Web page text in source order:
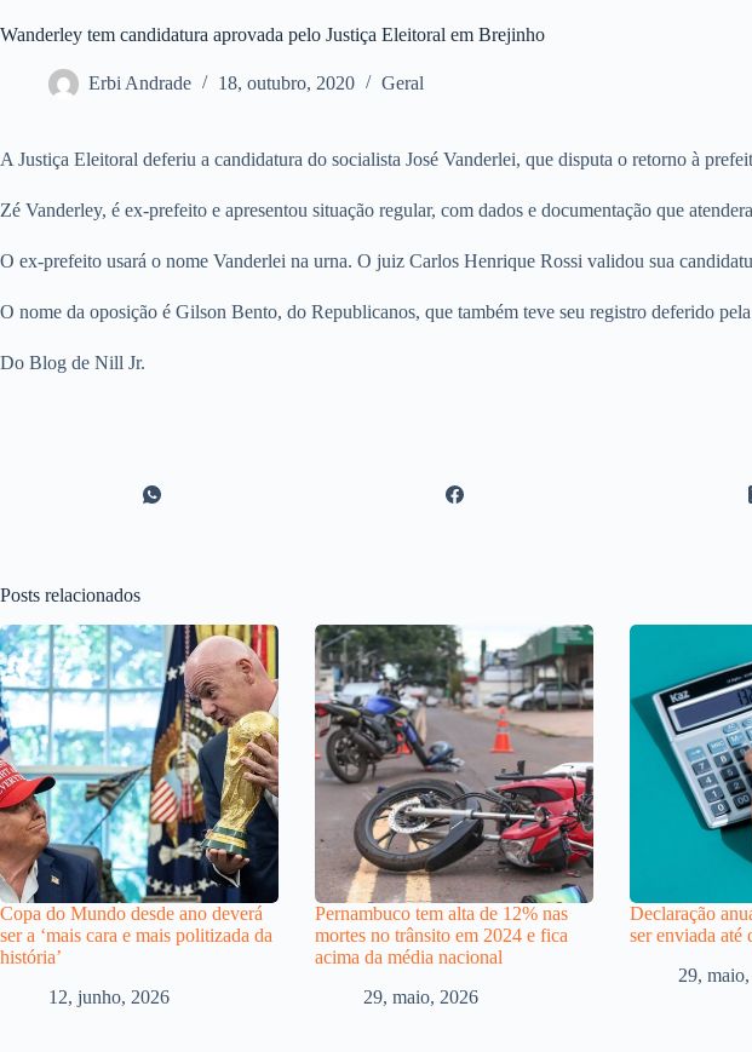
Wanderley tem candidatura aprovada pelo Justiça Eleitoral em Brejinho
Erbi Andrade 18, outubro, 2020 Geral
A Justiça Eleitoral deferiu a candidatura do socialista José Vanderlei, que disputa o retorno à
Zé Vanderley, é ex-prefeito e apresentou situação regular, com dados e documentação que
O ex-prefeito usará o nome Vanderlei na urna. O juiz Carlos Henrique Rossi validou sua
O nome da oposição é Gilson Bento, do Republicanos, que também teve seu registro deferido
Do Blog de Nill Jr.
Posts relacionados
Copa do Mundo desde ano deverá
ser a ‘mais cara e mais politizada da
história’
12, junho, 2026
Pernambuco tem alta de 12% nas
mortes no trânsito em 2024 e fica
acima da média nacional
29, maio, 2026
Declaração
ser enviada até
29,